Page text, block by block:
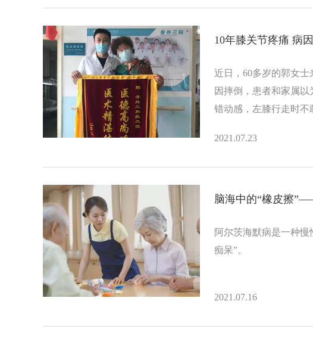
10年膝关节疼痛 病
近日，60多岁的郭女
因摔倒，患者和家属
错动感，左膝行走时不
2021.07.23
脑海中的“橡皮擦
阿尔茨海默病是一种
痴呆”。
2021.07.16